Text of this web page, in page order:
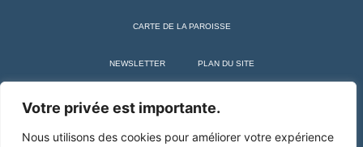
Votre privée est importante.
Nous utilisons des cookies pour améliorer votre expérience
CARTE DE LA PAROISSE
NEWSLETTER PLAN DU SITE
+ SAINT MARTIN DE TOURS